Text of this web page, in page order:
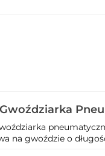
Yt-09212
na gwoździe o